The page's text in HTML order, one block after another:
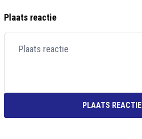
Plaats reactie
PLAATS REACTIE